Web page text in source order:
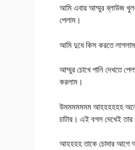
আমি এবার আম্মুর ব্লাউজ
পেলাম।
আমি দুধে কিস করতে
আম্মুর চোখে পানি দেখতে
করলাম।
উমমমমমমম আহহহহহহ
চাটার। এই বগল দেখেই
আহহহহ তাকে চোদার আগে